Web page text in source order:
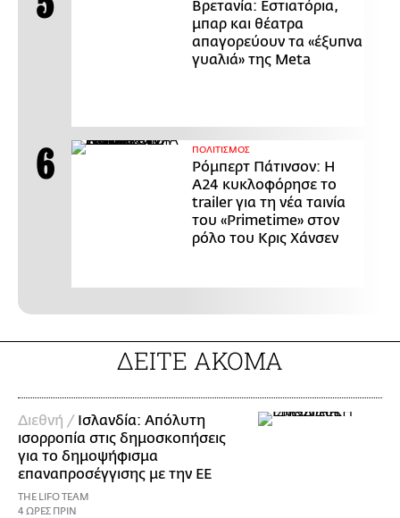
Βρετανία: Εστιατόρια,
μπαρ και θέατρα
απαγορεύουν τα «έξυπνα
γυαλιά» της Meta
ΠΟΛΙΤΙΣΜΟΣ
Ρόμπερτ Πάτινσον: Η
Α24 κυκλοφόρησε το
trailer για τη νέα ταινία
του «Primetime» στον
ρόλο του Κρις Χάνσεν
ΔΕΙΤΕ ΑΚΟΜΑ
Διεθνή / Ισλανδία: Απόλυτη
ισορροπία στις δημοσκοπήσεις
για το δημοψήφισμα
επαναπροσέγγισης με την ΕΕ
THE LIFO TEAM
4 ΩΡΕΣ ΠΡΙΝ